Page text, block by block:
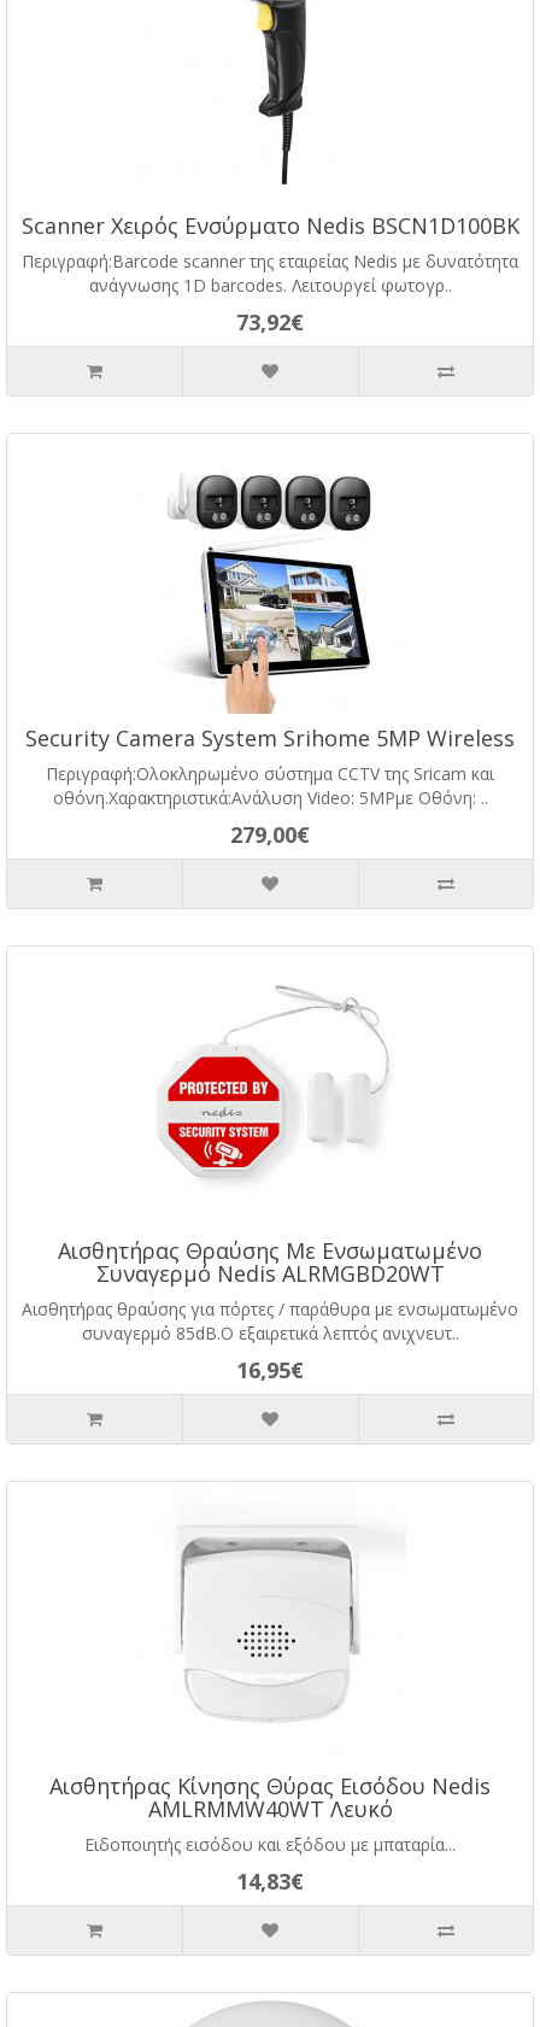
Scanner Χειρός Ενσύρματο Nedis BSCN1D100BK
Περιγραφή:Barcode scanner της εταιρείας Nedis με δυνατότητα
ανάγνωσης 1D barcodes. Λειτουργεί φωτογρ..
73,92€
Security Camera System Srihome 5MP Wireless
Περιγραφή:Ολοκληρωμένο σύστημα CCTV της Sricam και
οθόνη.Χαρακτηριστικά:Ανάλυση Video: 5MPμε Οθόνη: ..
279,00€
Αισθητήρας Θραύσης Με Ενσωματωμένο
Συναγερμό Nedis ALRMGBD20WT
Αισθητήρας θραύσης για πόρτες / παράθυρα με ενσωματωμένο
συναγερμό 85dB.Ο εξαιρετικά λεπτός ανιχνευτ..
16,95€
Αισθητήρας Κίνησης Θύρας Εισόδου Nedis
AMLRMMW40WT Λευκό
Ειδοποιητής εισόδου και εξόδου με μπαταρία...
14,83€